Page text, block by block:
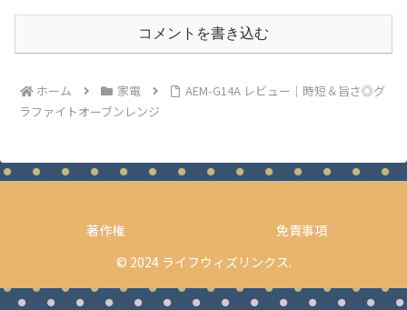
コメントを書き込む
ホーム 家電
AEM‑G14A レビュー｜時短＆旨さ◎グ
ラファイトオーブンレンジ
著作権
免責事項
© 2024 ライフウィズリンクス.